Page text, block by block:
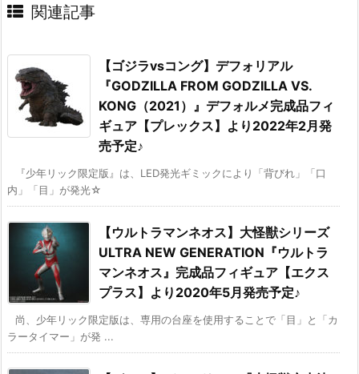
関連記事
【ゴジラvsコング】デフォリアル
『GODZILLA FROM GODZILLA VS.
KONG（2021）』デフォルメ完成品フィ
ギュア【プレックス】より2022年2月発
売予定♪
『少年リック限定版』は、LED発光ギミックにより「背びれ」「口
内」「目」が発光☆
【ウルトラマンネオス】大怪獣シリーズ
ULTRA NEW GENERATION『ウルトラ
マンネオス』完成品フィギュア【エクス
プラス】より2020年5月発売予定♪
尚、少年リック限定版は、専用の台座を使用することで「目」と「カ
ラータイマー」が発 ...